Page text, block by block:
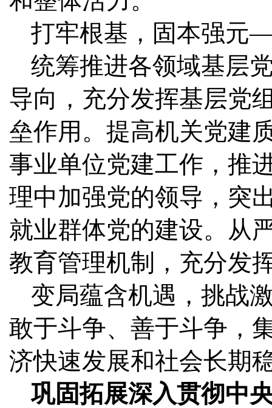
打牢根基，固本强
统筹推进各领域基层
导向，充分发挥基层党
垒作用。提高机关党建
事业单位党建工作，推
理中加强党的领导，突
就业群体党的建设。从
教育管理机制，充分发
变局蕴含机遇，挑战
敢于斗争、善于斗争，
济快速发展和社会长期
巩固拓展深入贯彻中